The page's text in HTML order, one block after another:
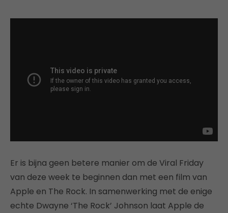
Er is bijna geen betere manier om de Viral Friday
van deze week te beginnen dan met een film van
Apple en The Rock. In samenwerking met de enige
echte Dwayne ‘The Rock’ Johnson laat Apple de